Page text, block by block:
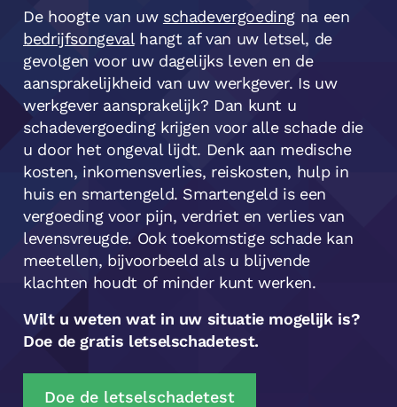
De hoogte van uw schadevergoeding na een
bedrijfsongevalhangt af van uw letsel, de
gevolgen voor uw dagelijks leven en de
aansprakelijkheid van uw werkgever. Is uw
werkgever aansprakelijk? Dan kunt u
schadevergoeding krijgen voor alle schade die
u door het ongeval lijdt. Denk aan medische
kosten, inkomensverlies, reiskosten, hulp in
huis en smartengeld. Smartengeld is een
vergoeding voor pijn, verdriet en verlies van
levensvreugde. Ook toekomstige schade kan
meetellen, bijvoorbeeld als u blijvende
klachten houdt of minder kunt werken.
Wilt u weten wat in uw situatie mogelijk is?
Doe de gratis letselschadetest.
Doe de letselschadetest